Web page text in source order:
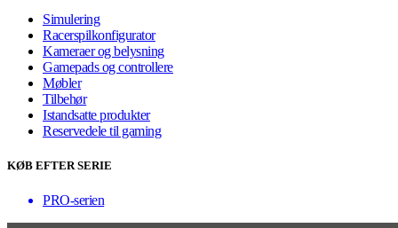
Simulering
Racerspilkonfigurator
Kameraer og belysning
Gamepads og controllere
Møbler
Tilbehør
Istandsatte produkter
Reservedele til gaming
KØB EFTER SERIE
PRO-serien